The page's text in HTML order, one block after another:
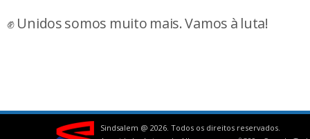
✊ Unidos somos muito mais. Vamos à luta!
Sindsalem @ 2026. Todos os direitos reservados.